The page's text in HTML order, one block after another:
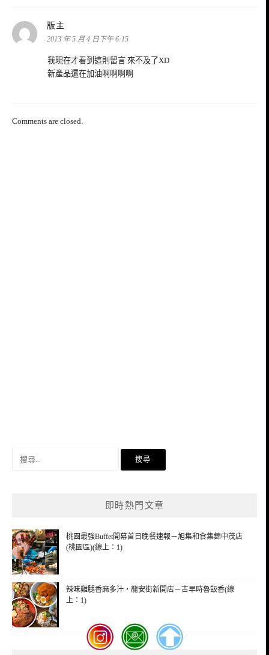
版主
示:
2013 年 5 月 4 日下午 6:15
我現在才看到這則留言 來不及了XD
新產品還在加油啊啊啊啊
Comments are closed.
即時熱門文章
桃園最強Buffet開幕首日晚餐速報－旭集和食集錦中茂店
(桃園區)(線上：1)
辣味雞腿香麻多汁，龍安街新開店－古早時魯飯香(線
上：1)